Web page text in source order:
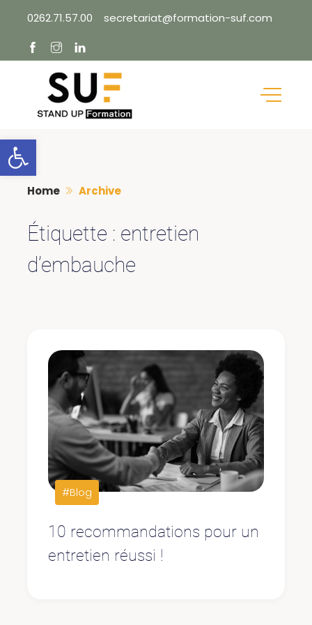
Ouvrir la barre d’outils
content
0262.71.57.00 secretariat@formation-suf.com
Home Archive
Étiquette : entretien
d’embauche
#Blog
10 recommandations pour un
entretien réussi !